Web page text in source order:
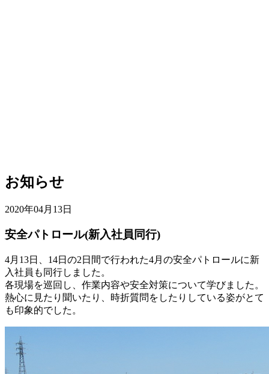
お知らせ
2020年04月13日
安全パトロール(新入社員同行)
4月13日、14日の2日間で行われた4月の安全パトロールに新
入社員も同行しました。
各現場を巡回し、作業内容や安全対策について学びました。
熱心に見たり聞いたり、時折質問をしたりしている姿がとて
も印象的でした。